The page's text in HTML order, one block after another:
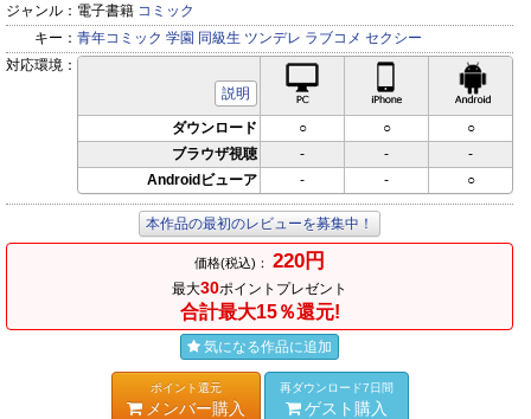
ジャンル： 電子書籍 コミック
キー： 青年コミック 学園 同級生 ツンデレ ラブコメ セクシー
対応環境：
説明
iPhone対応
ダウンロード ○ ○
○
ブラウザ視聴
- -
-
Androidビューア
- - ○
本作品の最初のレビューを募集中！
価格(税込)： 220円
最大30ポイントプレゼント
合計最大15％還元!
気になる作品に追加
ポイント還元
メンバー購入
再ダウンロード7日間
ゲスト購入